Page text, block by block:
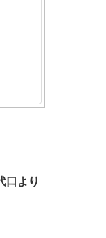
口より